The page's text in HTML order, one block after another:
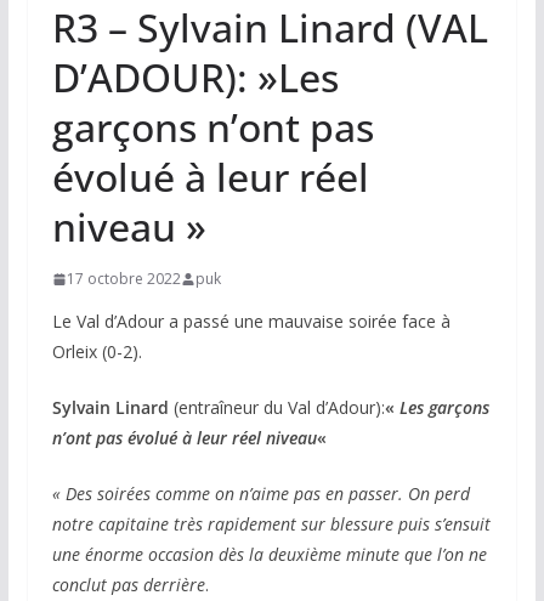
R3 – Sylvain Linard (VAL
D’ADOUR): »Les
garçons n’ont pas
évolué à leur réel
niveau »
17 octobre 2022 puk
Le Val d’Adour a passé une mauvaise soirée face à
Orleix (0-2).
Sylvain Linard (entraîneur du Val d’Adour):« Les garçons
n’ont pas évolué à leur réel niveau«
« Des soirées comme on n’aime pas en passer. On perd
notre capitaine très rapidement sur blessure puis s’ensuit
une énorme occasion dès la deuxième minute que l’on ne
conclut pas derrière.